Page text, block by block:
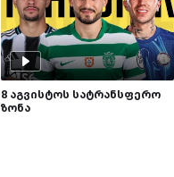
8 აგვისტოს სატრანსფერო
ზონა